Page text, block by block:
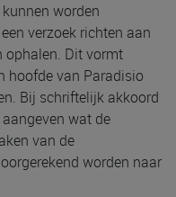
worden
verzoek richten aan
ophalen. Dit vormt
hoofde van Paradisio
Bij schriftelijk akkoord
wat de
van de
worden naar